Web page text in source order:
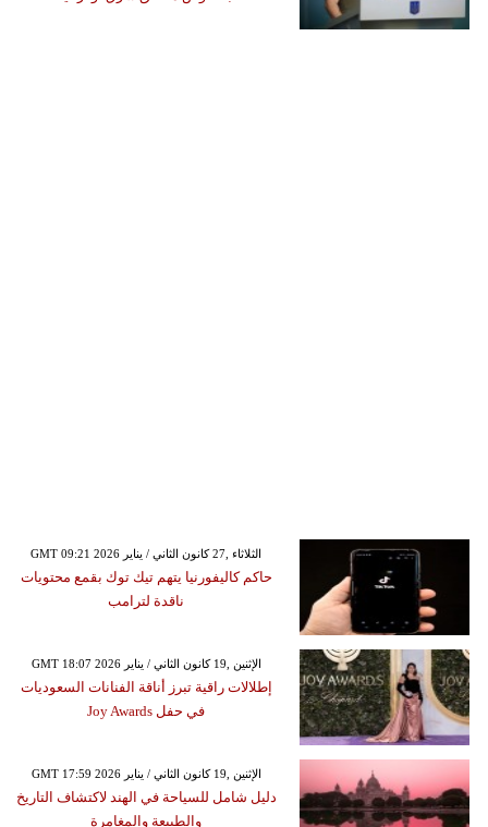
GMT 09:21 2026 الثلاثاء ,27 كانون الثاني / يناير
حاكم كاليفورنيا يتهم تيك توك بقمع محتويات
ناقدة لترامب
GMT 18:07 2026 الإثنين ,19 كانون الثاني / يناير
إطلالات راقية تبرز أناقة الفنانات السعوديات
في حفل Joy Awards
GMT 17:59 2026 الإثنين ,19 كانون الثاني / يناير
دليل شامل للسياحة في الهند لاكتشاف التاريخ
والطبيعة والمغامرة